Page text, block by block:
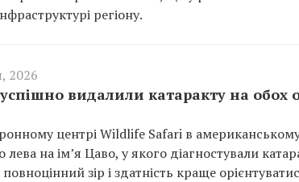
регіону.
2026
видалили катаракту на обох
центрі Wildlife Safari в
на ім’я Цаво, у якого діагностували
зір і здатність краще